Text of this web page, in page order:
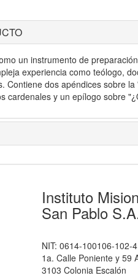
un instrumento de
experiencia como teólogo,
Contiene dos apéndices sobre
cardenales y un epílogo sobre
Instituto
San Pablo
NIT: 0614-100106-102-4
1a. Calle Poniente y 59
3103 Colonia Escalón